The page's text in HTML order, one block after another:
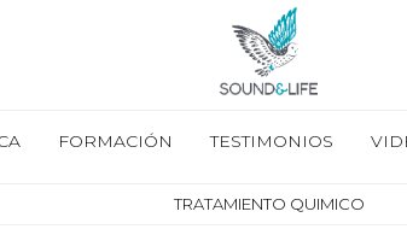
FORMACIÓN TESTIMONIOS
TRATAMIENTO QUIMICO